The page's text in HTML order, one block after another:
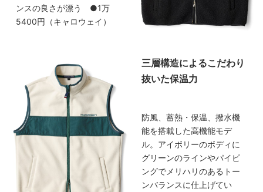
ンスの良さが漂う ●1万
5400円（キャロウェイ）
三層構造によるこだわり
抜いた保温力
防風、蓄熱・保温、撥水機
能を搭載した高機能モデ
ル。アイボリーのボディに
グリーンのラインやパイピ
ングでメリハリのあるトー
ンバランスに仕上げてい